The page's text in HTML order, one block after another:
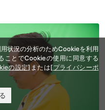
状況の分析のためCookieを利用
ことでCookieの使用に同意する
の設定]または[プライバシーポ